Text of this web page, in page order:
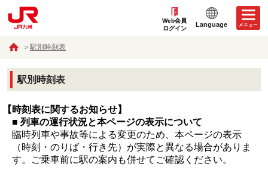
Web会員
ログイン
Language
駅別時刻表
駅別時刻表
【時刻表に関するお知らせ】
■ 列車の運行状況と本ページの表示について
臨時列車や事故等による変更のため、本ページの表示
（時刻・のりば・行き先）が実際と異なる場合がありま
す。ご乗車前に駅の案内も併せてご確認ください。